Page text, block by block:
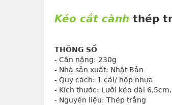
Kéo cắt cành thép
THÔNG SỐ
- Cân nặng: 230g
- Nhà sản xuất: Nhật Bản
- Quy cách: 1 cái/ hộp nhựa
- Kích thước: Lưỡi kéo dài
- Nguyên liệu: Thép trắng